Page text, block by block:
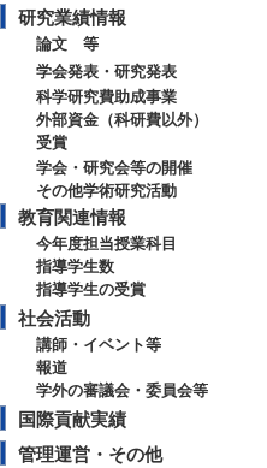
研究業績情報
論文 等
学会発表・研究発表
科学研究費助成事業
外部資金（科研費以外）
受賞
学会・研究会等の開催
その他学術研究活動
教育関連情報
今年度担当授業科目
指導学生数
指導学生の受賞
社会活動
講師・イベント等
報道
学外の審議会・委員会等
国際貢献実績
管理運営・その他